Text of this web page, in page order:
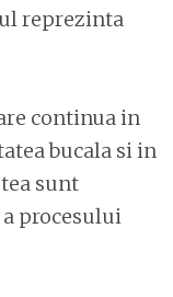
reprezinta
continua in
bucala si in
sunt
procesului